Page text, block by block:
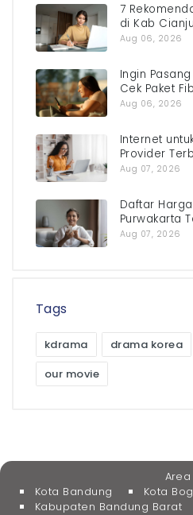
7
di Kab
Aug 06, 2026
Ingin
Cek Paket
Aug 06, 2026
Internet
Provider
Aug 07, 2026
Daftar
Purwakarta
Aug 07, 2026
Tags
kdrama drama korea
our movie
Area
Kota Bandung
Kota
Kabupaten Bandung Barat